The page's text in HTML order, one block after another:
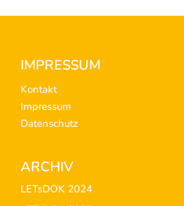
Footer
IMPRESSUM
Kontakt
Impressum
Datenschutz
ARCHIV
LETsDOK 2024